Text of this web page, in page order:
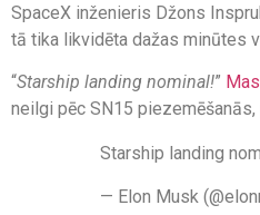
SpaceX inženieris Džons
tā tika likvidēta dažas minūtes
“Starship landing nominal!”
neilgi pēc SN15
Starship landing
— Elon Musk